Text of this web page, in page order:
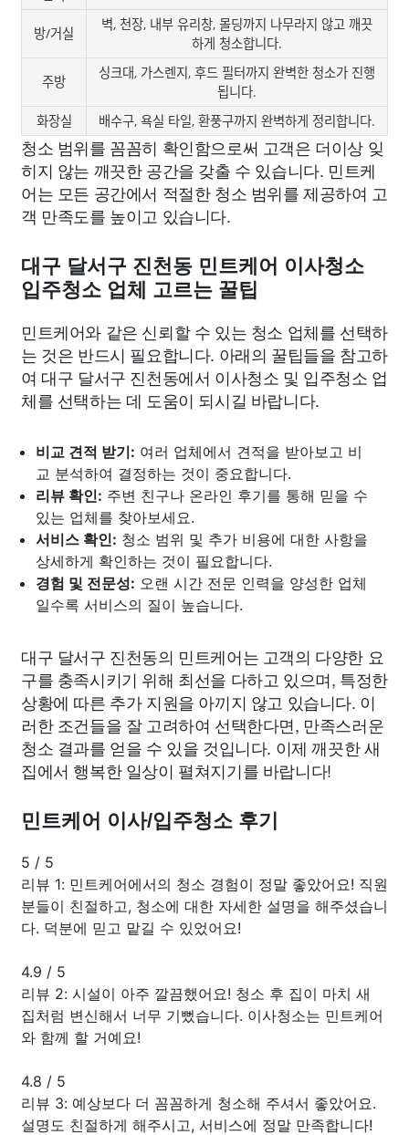
방/거실
벽, 천장, 내부 유리창, 몰딩까지 나무라지 않고 깨끗
하게 청소합니다.
주방
싱크대, 가스렌지, 후드 필터까지 완벽한 청소가 진행
됩니다.
화장실
배수구, 욕실 타일, 환풍구까지 완벽하게 정리합니다.
청소 범위를 꼼꼼히 확인함으로써 고객은 더이상 잊
히지 않는 깨끗한 공간을 갖출 수 있습니다. 민트케
어는 모든 공간에서 적절한 청소 범위를 제공하여 고
객 만족도를 높이고 있습니다.
대구 달서구 진천동 민트케어 이사청소
입주청소 업체 고르는 꿀팁
민트케어와 같은 신뢰할 수 있는 청소 업체를 선택하
는 것은 반드시 필요합니다. 아래의 꿀팁들을 참고하
여 대구 달서구 진천동에서 이사청소 및 입주청소 업
체를 선택하는 데 도움이 되시길 바랍니다.
비교 견적 받기: 여러 업체에서 견적을 받아보고 비
교 분석하여 결정하는 것이 중요합니다.
리뷰 확인: 주변 친구나 온라인 후기를 통해 믿을 수
있는 업체를 찾아보세요.
서비스 확인: 청소 범위 및 추가 비용에 대한 사항을
상세하게 확인하는 것이 필요합니다.
경험 및 전문성: 오랜 시간 전문 인력을 양성한 업체
일수록 서비스의 질이 높습니다.
대구 달서구 진천동의 민트케어는 고객의 다양한 요
구를 충족시키기 위해 최선을 다하고 있으며, 특정한
상황에 따른 추가 지원을 아끼지 않고 있습니다. 이
러한 조건들을 잘 고려하여 선택한다면, 만족스러운
청소 결과를 얻을 수 있을 것입니다. 이제 깨끗한 새
집에서 행복한 일상이 펼쳐지기를 바랍니다!
민트케어 이사/입주청소 후기
5 / 5
리뷰 1: 민트케어에서의 청소 경험이 정말 좋았어요! 직원
분들이 친절하고, 청소에 대한 자세한 설명을 해주셨습니
다. 덕분에 믿고 맡길 수 있었어요!
4.9 / 5
리뷰 2: 시설이 아주 깔끔했어요! 청소 후 집이 마치 새
집처럼 변신해서 너무 기뻤습니다. 이사청소는 민트케어
와 함께 할 거예요!
4.8 / 5
리뷰 3: 예상보다 더 꼼꼼하게 청소해 주셔서 좋았어요.
설명도 친절하게 해주시고, 서비스에 정말 만족합니다!